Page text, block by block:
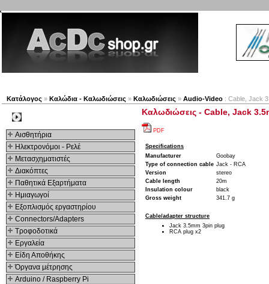
Κατάλογος » Καλώδια - Καλωδιώσεις » Καλωδιώσεις » Audio-Video : Cable, Jack
Αισθητήρια
Ηλεκτρονόμοι - Ρελέ
Μετασχηματιστές
Διακόπτες
Παθητικά Εξαρτήματα
Hμιαγωγοί
Εξοπλισμός εργαστηρίου
Connectors/Adapters
Τροφοδοτικά
Εργαλεία
Είδη Αποθήκης
Όργανα μέτρησης
Arduino / Raspberry Pi
Καλωδιώσεις - Cable, Jack
PDF
Specifications
Manufacturer
Goobay
Type of connection cable Jack - RCA
Version
stereo
Cable length
20m
Insulation colour
black
Gross weight
341.7 g
Cable/adapter structure
Jack 3.5mm 3pin plug
RCA plug x2